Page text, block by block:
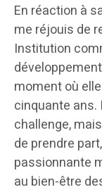
En réaction à
me réjouis de
Institution
moment où
cinquante ans.
challenge,
de prendre
passionnante
au bien-être